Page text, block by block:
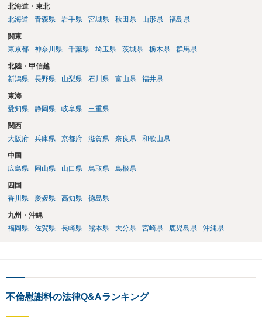
北海道・東北
北海道
青森県 岩手県 宮城県 秋田県 山形県 福島県
関東
東京都
神奈川県 千葉県 埼玉県 茨城県 栃木県 群馬県
北陸・甲信越
新潟県
長野県 山梨県 石川県 富山県 福井県
東海
愛知県
静岡県 岐阜県 三重県
関西
大阪府
兵庫県 京都府 滋賀県 奈良県 和歌山県
中国
広島県
岡山県 山口県 鳥取県 島根県
四国
香川県
愛媛県 高知県 徳島県
九州・沖縄
福岡県
佐賀県 長崎県 熊本県 大分県 宮崎県 鹿児島県 沖縄県
不倫慰謝料の法律Q&Aランキング